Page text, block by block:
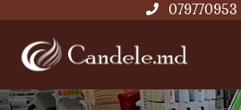
079770953